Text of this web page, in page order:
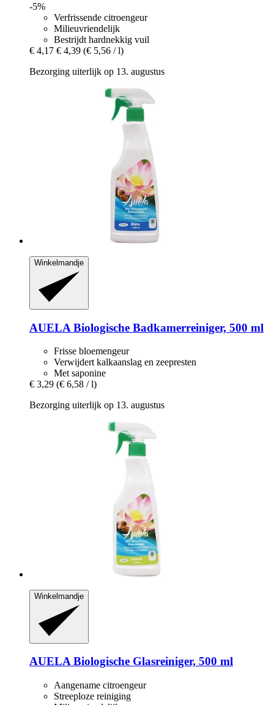
-5%
Verfrissende citroengeur
Milieuvriendelijk
Bestrijdt hardnekkig vuil
€ 4,17 € 4,39 (€ 5,56 / l)
Bezorging uiterlijk op 13. augustus
Winkelmandje
AUELA Biologische Badkamerreiniger, 500 ml
Frisse bloemengeur
Verwijdert kalkaanslag en zeepresten
Met saponine
€ 3,29 (€ 6,58 / l)
Bezorging uiterlijk op 13. augustus
Winkelmandje
AUELABiologische Glasreiniger, 500 ml
Aangename citroengeur
Streeploze reiniging